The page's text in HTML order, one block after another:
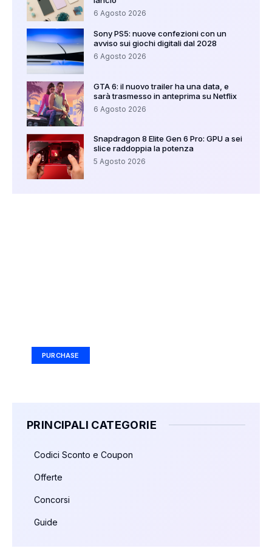
6 Agosto 2026
Sony PS5: nuove confezioni con un
avviso sui giochi digitali dal 2028
6 Agosto 2026
GTA 6: il nuovo trailer ha una data, e
sarà trasmesso in anteprima su Netflix
6 Agosto 2026
Snapdragon 8 Elite Gen 6 Pro: GPU a sei
slice raddoppia la potenza
5 Agosto 2026
PURCHASE
PRINCIPALI CATEGORIE
Codici Sconto e Coupon
Offerte
Concorsi
Guide